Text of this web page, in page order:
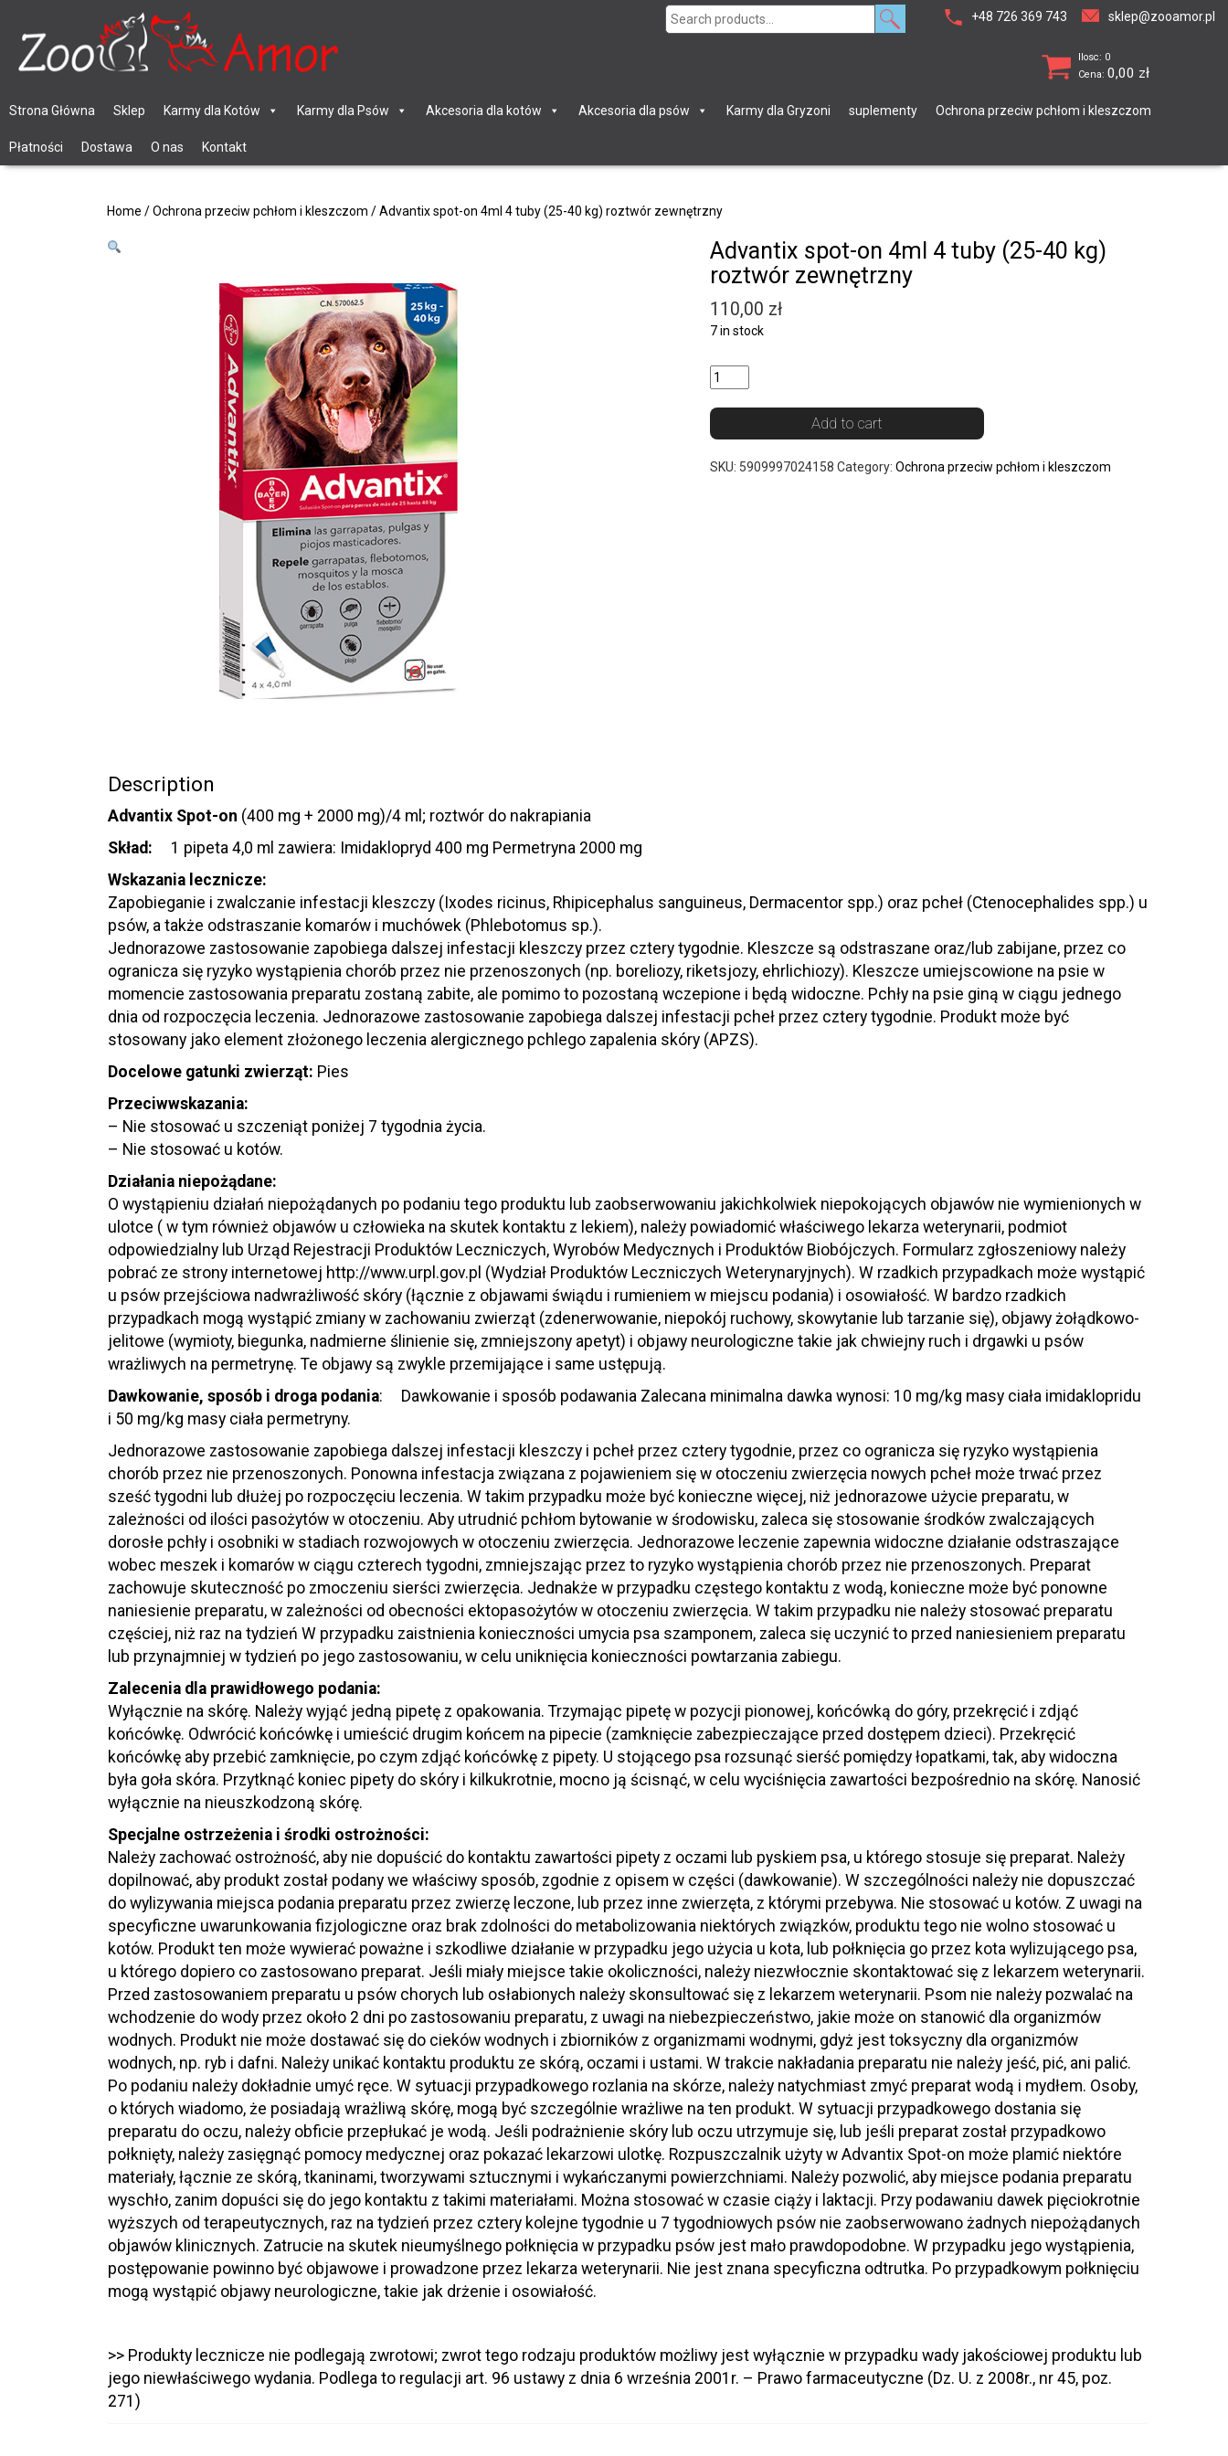
+48 726 369 743 sklep@zooamor.pl
Search
Ilosc: 0
Cena: 0,00 zł
Strona Główna Sklep Karmy dla Kotów Karmy dla Psów Akcesoria dla kotów Akcesoria dla psów Karmy dla Gryzoni suplementy Ochrona przeciw pchłom i kleszczom
Płatności Dostawa O nas Kontakt
Home /Ochrona przeciw pchłom i kleszczom / Advantix spot-on 4ml 4 tuby (25-40 kg) roztwór zewnętrzny
Advantix spot-on 4ml 4 tuby (25-40 kg)
roztwór zewnętrzny
110,00 zł
7 in stock
Add to cart
SKU: 5909997024158 Category: Ochrona przeciw pchłom i kleszczom
Description
Advantix Spot-on (400 mg + 2000 mg)/4 ml; roztwór do nakrapiania
Skład:
1 pipeta 4,0 ml zawiera: Imidaklopryd 400 mg Permetryna 2000 mg
Wskazania lecznicze:
Zapobieganie i zwalczanie infestacji kleszczy (Ixodes ricinus, Rhipicephalus sanguineus, Dermacentor spp.) oraz pcheł (Ctenocephalides spp.) u
psów, a także odstraszanie komarów i muchówek (Phlebotomus sp.).
Jednorazowe zastosowanie zapobiega dalszej infestacji kleszczy przez cztery tygodnie. Kleszcze są odstraszane oraz/lub zabijane, przez co
ogranicza się ryzyko wystąpienia chorób przez nie przenoszonych (np. boreliozy, riketsjozy, ehrlichiozy). Kleszcze umiejscowione na psie w
momencie zastosowania preparatu zostaną zabite, ale pomimo to pozostaną wczepione i będą widoczne. Pchły na psie giną w ciągu jednego
dnia od rozpoczęcia leczenia. Jednorazowe zastosowanie zapobiega dalszej infestacji pcheł przez cztery tygodnie. Produkt może być
stosowany jako element złożonego leczenia alergicznego pchlego zapalenia skóry (APZS).
Docelowe gatunki zwierząt: Pies
Przeciwwskazania:
– Nie stosować u szczeniąt poniżej 7 tygodnia życia.
– Nie stosować u kotów.
Działania niepożądane:
O wystąpieniu działań niepożądanych po podaniu tego produktu lub zaobserwowaniu jakichkolwiek niepokojących objawów nie wymienionych w
ulotce ( w tym również objawów u człowieka na skutek kontaktu z lekiem), należy powiadomić właściwego lekarza weterynarii, podmiot
odpowiedzialny lub Urząd Rejestracji Produktów Leczniczych, Wyrobów Medycznych i Produktów Biobójczych. Formularz zgłoszeniowy należy
pobrać ze strony internetowej http://www.urpl.gov.pl (Wydział Produktów Leczniczych Weterynaryjnych). W rzadkich przypadkach może wystąpić
u psów przejściowa nadwrażliwość skóry (łącznie z objawami świądu i rumieniem w miejscu podania) i osowiałość. W bardzo rzadkich
przypadkach mogą wystąpić zmiany w zachowaniu zwierząt (zdenerwowanie, niepokój ruchowy, skowytanie lub tarzanie się), objawy żołądkowo-
jelitowe (wymioty, biegunka, nadmierne ślinienie się, zmniejszony apetyt) i objawy neurologiczne takie jak chwiejny ruch i drgawki u psów
wrażliwych na permetrynę. Te objawy są zwykle przemijające i same ustępują.
Dawkowanie, sposób i droga podania: Dawkowanie i sposób podawania Zalecana minimalna dawka wynosi: 10 mg/kg masy ciała imidaklopridu
i 50 mg/kg masy ciała permetryny.
Jednorazowe zastosowanie zapobiega dalszej infestacji kleszczy i pcheł przez cztery tygodnie, przez co ogranicza się ryzyko wystąpienia
chorób przez nie przenoszonych. Ponowna infestacja związana z pojawieniem się w otoczeniu zwierzęcia nowych pcheł może trwać przez
sześć tygodni lub dłużej po rozpoczęciu leczenia. W takim przypadku może być konieczne więcej, niż jednorazowe użycie preparatu, w
zależności od ilości pasożytów w otoczeniu. Aby utrudnić pchłom bytowanie w środowisku, zaleca się stosowanie środków zwalczających
dorosłe pchły i osobniki w stadiach rozwojowych w otoczeniu zwierzęcia. Jednorazowe leczenie zapewnia widoczne działanie odstraszające
wobec meszek i komarów w ciągu czterech tygodni, zmniejszając przez to ryzyko wystąpienia chorób przez nie przenoszonych. Preparat
zachowuje skuteczność po zmoczeniu sierści zwierzęcia. Jednakże w przypadku częstego kontaktu z wodą, konieczne może być ponowne
naniesienie preparatu, w zależności od obecności ektopasożytów w otoczeniu zwierzęcia. W takim przypadku nie należy stosować preparatu
częściej, niż raz na tydzień W przypadku zaistnienia konieczności umycia psa szamponem, zaleca się uczynić to przed naniesieniem preparatu
lub przynajmniej w tydzień po jego zastosowaniu, w celu uniknięcia konieczności powtarzania zabiegu.
Zalecenia dla prawidłowego podania:
Wyłącznie na skórę. Należy wyjąć jedną pipetę z opakowania. Trzymając pipetę w pozycji pionowej, końcówką do góry, przekręcić i zdjąć
końcówkę. Odwrócić końcówkę i umieścić drugim końcem na pipecie (zamknięcie zabezpieczające przed dostępem dzieci). Przekręcić
końcówkę aby przebić zamknięcie, po czym zdjąć końcówkę z pipety. U stojącego psa rozsunąć sierść pomiędzy łopatkami, tak, aby widoczna
była goła skóra. Przytknąć koniec pipety do skóry i kilkukrotnie, mocno ją ścisnąć, w celu wyciśnięcia zawartości bezpośrednio na skórę. Nanosić
wyłącznie na nieuszkodzoną skórę.
Specjalne ostrzeżenia i środki ostrożności:
Należy zachować ostrożność, aby nie dopuścić do kontaktu zawartości pipety z oczami lub pyskiem psa, u którego stosuje się preparat. Należy
dopilnować, aby produkt został podany we właściwy sposób, zgodnie z opisem w części (dawkowanie). W szczególności należy nie dopuszczać
do wylizywania miejsca podania preparatu przez zwierzę leczone, lub przez inne zwierzęta, z którymi przebywa. Nie stosować u kotów. Z uwagi na
specyficzne uwarunkowania fizjologiczne oraz brak zdolności do metabolizowania niektórych związków, produktu tego nie wolno stosować u
kotów. Produkt ten może wywierać poważne i szkodliwe działanie w przypadku jego użycia u kota, lub połknięcia go przez kota wylizującego psa,
u którego dopiero co zastosowano preparat. Jeśli miały miejsce takie okoliczności, należy niezwłocznie skontaktować się z lekarzem weterynarii.
Przed zastosowaniem preparatu u psów chorych lub osłabionych należy skonsultować się z lekarzem weterynarii. Psom nie należy pozwalać na
wchodzenie do wody przez około 2 dni po zastosowaniu preparatu, z uwagi na niebezpieczeństwo, jakie może on stanowić dla organizmów
wodnych. Produkt nie może dostawać się do cieków wodnych i zbiorników z organizmami wodnymi, gdyż jest toksyczny dla organizmów
wodnych, np. ryb i dafni. Należy unikać kontaktu produktu ze skórą, oczami i ustami. W trakcie nakładania preparatu nie należy jeść, pić, ani palić.
Po podaniu należy dokładnie umyć ręce. W sytuacji przypadkowego rozlania na skórze, należy natychmiast zmyć preparat wodą i mydłem. Osoby,
o których wiadomo, że posiadają wrażliwą skórę, mogą być szczególnie wrażliwe na ten produkt. W sytuacji przypadkowego dostania się
preparatu do oczu, należy obficie przepłukać je wodą. Jeśli podrażnienie skóry lub oczu utrzymuje się, lub jeśli preparat został przypadkowo
połknięty, należy zasięgnąć pomocy medycznej oraz pokazać lekarzowi ulotkę. Rozpuszczalnik użyty w Advantix Spot-on może plamić niektóre
materiały, łącznie ze skórą, tkaninami, tworzywami sztucznymi i wykańczanymi powierzchniami. Należy pozwolić, aby miejsce podania preparatu
wyschło, zanim dopuści się do jego kontaktu z takimi materiałami. Można stosować w czasie ciąży i laktacji. Przy podawaniu dawek pięciokrotnie
wyższych od terapeutycznych, raz na tydzień przez cztery kolejne tygodnie u 7 tygodniowych psów nie zaobserwowano żadnych niepożądanych
objawów klinicznych. Zatrucie na skutek nieumyślnego połknięcia w przypadku psów jest mało prawdopodobne. W przypadku jego wystąpienia,
postępowanie powinno być objawowe i prowadzone przez lekarza weterynarii. Nie jest znana specyficzna odtrutka. Po przypadkowym połknięciu
mogą wystąpić objawy neurologiczne, takie jak drżenie i osowiałość.
>> Produkty lecznicze nie podlegają zwrotowi; zwrot tego rodzaju produktów możliwy jest wyłącznie w przypadku wady jakościowej produktu lub
jego niewłaściwego wydania. Podlega to regulacji art. 96 ustawy z dnia 6 września 2001r. – Prawo farmaceutyczne (Dz. U. z 2008r., nr 45, poz.
271)